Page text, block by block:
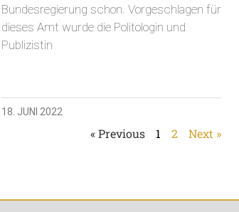
Bundesregierung schon. Vorgeschlagen für
dieses Amt wurde die Politologin und
Publizistin
18. JUNI 2022
« Previous 1 2 Next »